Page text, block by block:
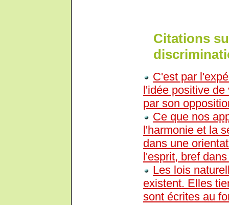
Citations
C'est par
l'idée positive
par son
Ce que nos
l'harmonie et la
dans une
l'esprit, bref
Les lois
existent. Elles
sont écrites au